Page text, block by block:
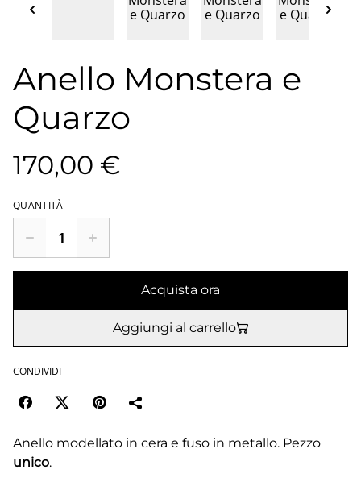
Anello Monstera e
Quarzo
170,00 €
QUANTITÀ
Acquista ora
Aggiungi al carrello
CONDIVIDI
Anello modellato in cera e fuso in metallo. Pezzo
unico.